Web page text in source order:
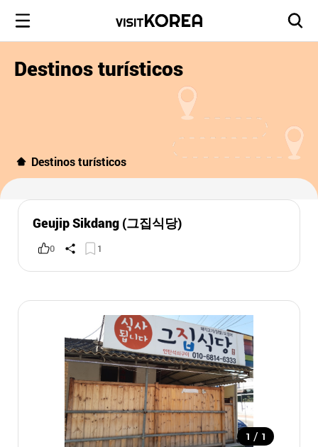
Destinos turísticos
Destinos turísticos
Geujip Sikdang (그집식당)
0 1
1 / 1